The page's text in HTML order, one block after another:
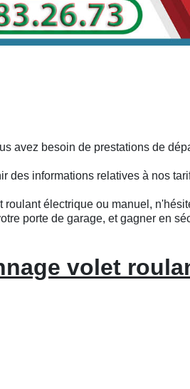
avez besoin de prestations de
des informations relatives à nos
électrique ou manuel,
porte de garage, et gagner en
volet